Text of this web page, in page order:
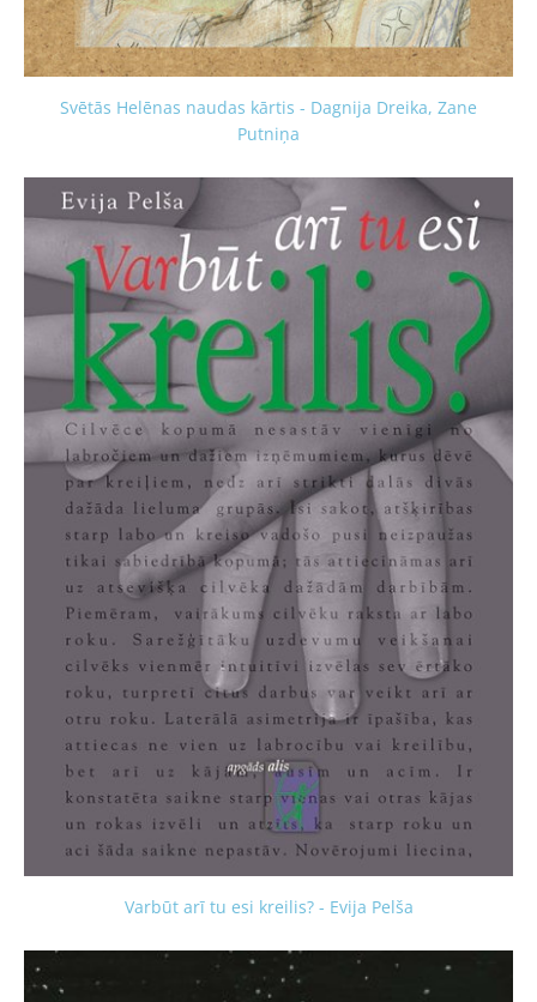
Svētās Helēnas naudas kārtis - Dagnija Dreika, Zane
Putniņa
Varbūt arī tu esi kreilis? - Evija Pelša